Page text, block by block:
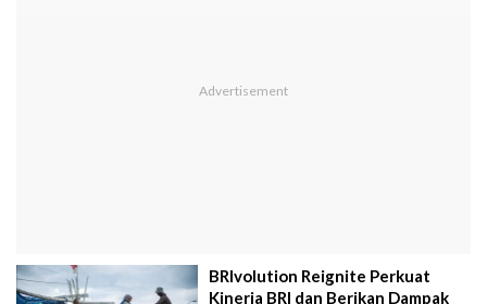
BRIvolution Reignite Perkuat
Kinerja BRI dan Berikan Dampak